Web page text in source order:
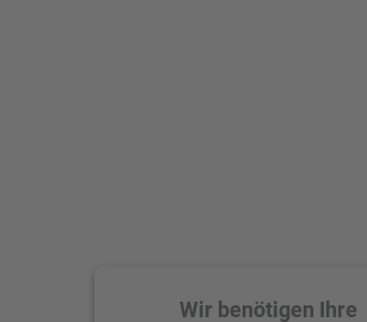
Wir benötigen Ihre